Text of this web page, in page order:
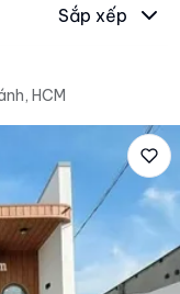
Sắp xếp
HCM